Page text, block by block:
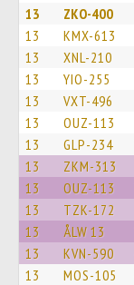
13
ZKO-400
13 KMX-613
13 XNL-210
13 YIO-255
13 VXT-496
13 OUZ-113
13 GLP-234
13 ZKM-313
13 OUZ-113
13 TZK-172
13 ÅLW 13
13 KVN-590
13 MOS-105